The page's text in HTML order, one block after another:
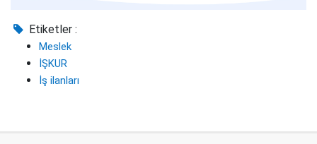
Etiketler :
Meslek
İŞKUR
İş ilanları